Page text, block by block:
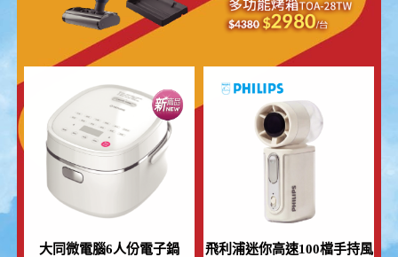
旺德露營照明捕蚊燈 大同移動式空調